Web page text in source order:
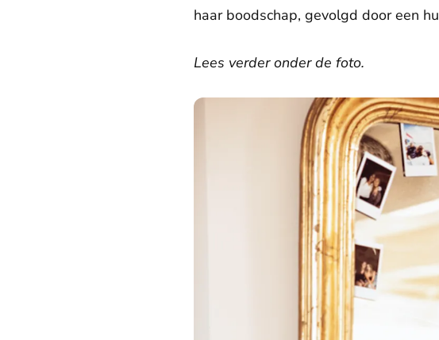
haar boodschap, gevolgd door een
Lees verder onder de foto.